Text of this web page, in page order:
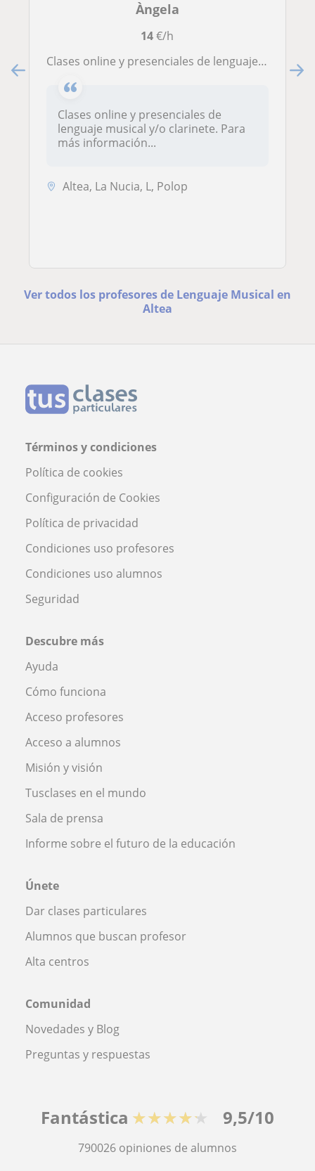
Àngela
14€/h
Clases online y presenciales de lenguaje musical y/o clarinete. Para más información contante conmigo sin comprimiso
Clases online y presenciales de
lenguaje musical y/o clarinete. Para
más información...
Altea, La Nucia, L, Polop
Ver todos los profesores de Lenguaje Musical en
Altea
Términos y condiciones
Política de cookies
Configuración de Cookies
Política de privacidad
Condiciones uso profesores
Condiciones uso alumnos
Seguridad
Descubre más
Ayuda
Cómo funciona
Acceso profesores
Acceso a alumnos
Misión y visión
Tusclases en el mundo
Sala de prensa
Informe sobre el futuro de la educación
Únete
Dar clases particulares
Alumnos que buscan profesor
Alta centros
Comunidad
Novedades y Blog
Preguntas y respuestas
Fantástica ★★★★★ 9,5/10
790026 opiniones de alumnos